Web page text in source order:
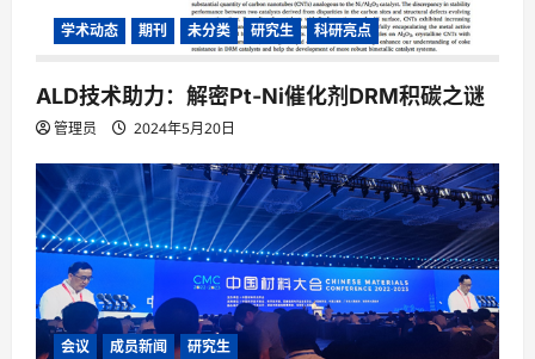
学术动态 期刊 未分类 研究生 科研亮点
ALD技术助力：解密Pt-Ni催化剂DRM积碳之谜
管理员 2024年5月20日
会议 成员新闻 研究生